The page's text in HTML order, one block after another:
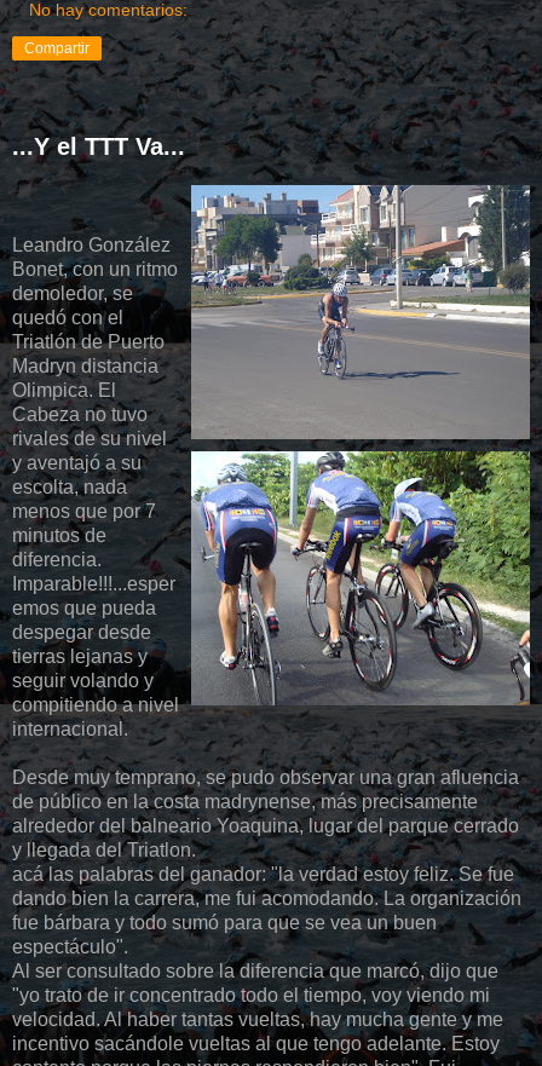
No hay comentarios:
Compartir
...Y el TTT Va...
Leandro González
Bonet, con un ritmo
demoledor, se
quedó con el
Triatlón de Puerto
Madryn distancia
Olimpica. El
Cabeza no tuvo
rivales de su nivel
y aventajó a su
escolta, nada
menos que por 7
minutos de
diferencia.
Imparable!!!...esper
emos que pueda
despegar desde
tierras lejanas y
seguir volando y
compitiendo a nivel
internacional.
Desde muy temprano, se pudo observar una gran afluencia
de público en la costa madrynense, más precisamente
alrededor del balneario Yoaquina, lugar del parque cerrado
y llegada del Triatlon.
acá las palabras del ganador: "la verdad estoy feliz. Se fue
dando bien la carrera, me fui acomodando. La organización
fue bárbara y todo sumó para que se vea un buen
espectáculo".
Al ser consultado sobre la diferencia que marcó, dijo que
"yo trato de ir concentrado todo el tiempo, voy viendo mi
velocidad. Al haber tantas vueltas, hay mucha gente y me
incentivo sacándole vueltas al que tengo adelante. Estoy